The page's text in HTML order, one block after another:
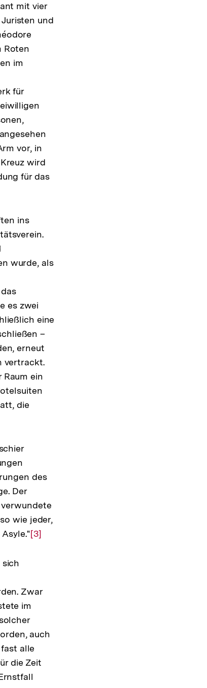
mit vier
und
Roten
im
für
vor, in
wird
für das
ins
wurde, als
es zwei
eine
–
erneut
vertrackt.
ein
die
des
Der
wie jeder,
Zur
[3]
Zwar
im
auch
alle
die Zeit